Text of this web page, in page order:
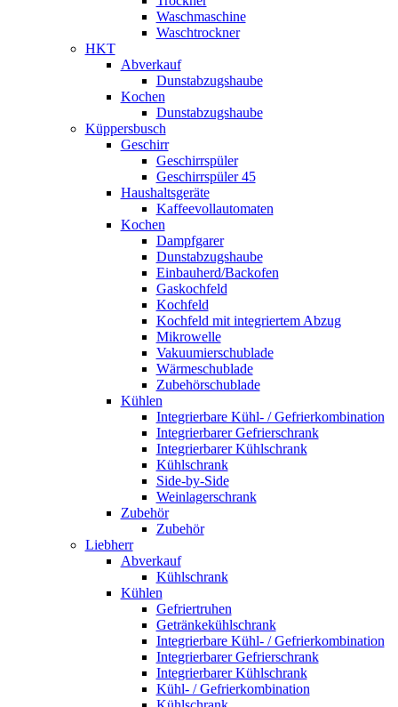
Waschmaschine
Waschtrockner
HKT
Abverkauf
Dunstabzugshaube
Kochen
Dunstabzugshaube
Küppersbusch
Geschirr
Geschirrspüler
Geschirrspüler 45
Haushaltsgeräte
Kaffeevollautomaten
Kochen
Dampfgarer
Dunstabzugshaube
Einbauherd/Backofen
Gaskochfeld
Kochfeld
Kochfeld mit integriertem Abzug
Mikrowelle
Vakuumierschublade
Wärmeschublade
Zubehörschublade
Kühlen
Integrierbare Kühl- / Gefrierkombination
Integrierbarer Gefrierschrank
Integrierbarer Kühlschrank
Kühlschrank
Side-by-Side
Weinlagerschrank
Zubehör
Zubehör
Liebherr
Abverkauf
Kühlschrank
Kühlen
Gefriertruhen
Getränkekühlschrank
Integrierbare Kühl- / Gefrierkombination
Integrierbarer Gefrierschrank
Integrierbarer Kühlschrank
Kühl- / Gefrierkombination